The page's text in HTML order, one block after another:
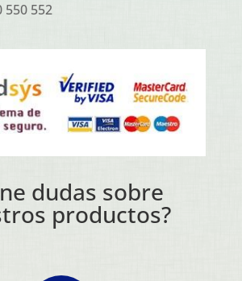
550 552
dudas sobre
productos?